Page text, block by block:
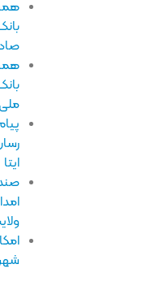
همراه
صادرات
همراه
پیام
رسان
صندوق
امداد
ولایت
امکان
شهرداری